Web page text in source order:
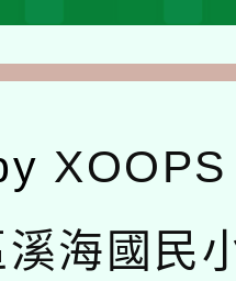
XOOPS
海國民